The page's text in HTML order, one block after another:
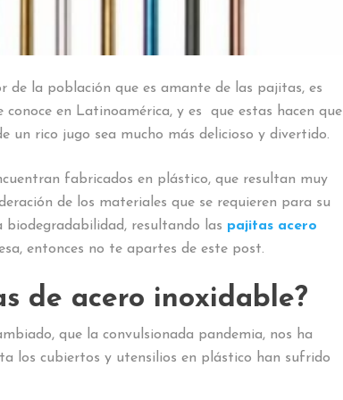
de la población que es amante de las pajitas, es
en Latinoamérica, y es que estas hacen que
un rico jugo sea mucho más delicioso y divertido.
fabricados en plástico, que resultan muy
de los materiales que se requieren para su
resultando las pajitas acero
entonces no te apartes de este post.
de acero inoxidable?
que la convulsionada pandemia, nos ha
los cubiertos y utensilios en plástico han sufrido